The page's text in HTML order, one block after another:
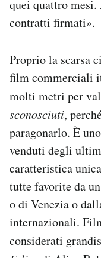
quei quattro
contratti firmati».
Proprio la scarsa
film commerciali
molti metri per
sconosciuti,
paragonarlo. È
venduti degli
caratteristica
tutte favorite da
o di Venezia o
internazionali.
considerati